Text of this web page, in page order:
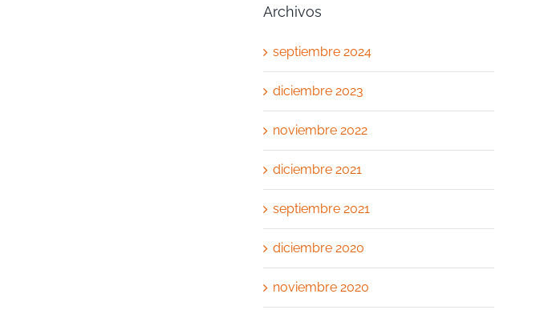
Archivos
septiembre 2024
diciembre 2023
noviembre 2022
diciembre 2021
septiembre 2021
diciembre 2020
noviembre 2020